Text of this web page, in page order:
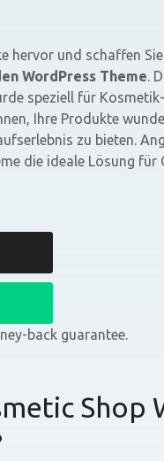
hervor und schaffen
WordPress Theme.
speziell für
Ihre Produkte
zu bieten.
die ideale Lösung
back guarantee.
Shop